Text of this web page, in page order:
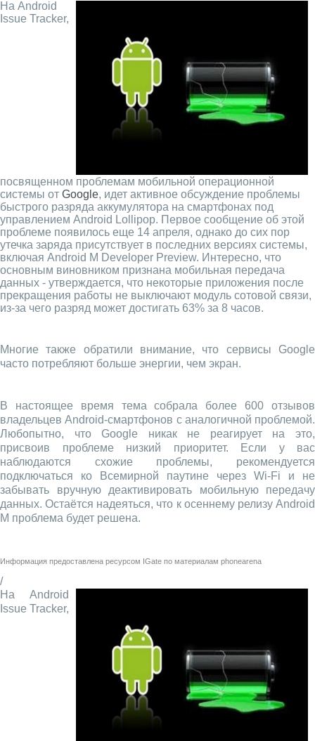
На Android
Issue Tracker,
посвященном проблемам мобильной операционной
системы от Google, идет активное обсуждение проблемы
быстрого разряда аккумулятора на смартфонах под
управлением Android Lollipop. Первое сообщение об этой
проблеме появилось еще 14 апреля, однако до сих пор
утечка заряда присутствует в последних версиях системы,
включая Android M Developer Preview. Интересно, что
основным виновником признана мобильная передача
данных - утверждается, что некоторые приложения после
прекращения работы не выключают модуль сотовой связи,
из-за чего разряд может достигать 63% за 8 часов.
Многие также обратили внимание, что сервисы Google
часто потребляют больше энергии, чем экран.
В настоящее время тема собрала более 600 отзывов
владельцев Android-смартфонов с аналогичной проблемой.
Любопытно, что Google никак не реагирует на это,
присвоив проблеме низкий приоритет. Если у вас
наблюдаются схожие проблемы, рекомендуется
подключаться ко Всемирной паутине через Wi-Fi и не
забывать вручную деактивировать мобильную передачу
данных. Остаётся надеяться, что к осеннему релизу Android
M проблема будет решена.
Информация предоставлена ресурсом IGate по материалам phonearena
/
На Android
Issue Tracker,